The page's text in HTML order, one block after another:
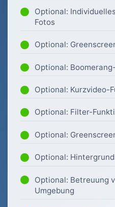
Optional:
Fotos
Optional:
Optional:
Optional: Kurzvideo-
Optional: Filter-
Optional:
Optional:
Optional: Betreuung
Umgebung